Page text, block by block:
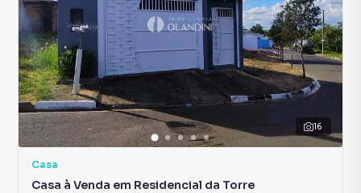
16
Casa
Casa à Venda em Residencial da Torre